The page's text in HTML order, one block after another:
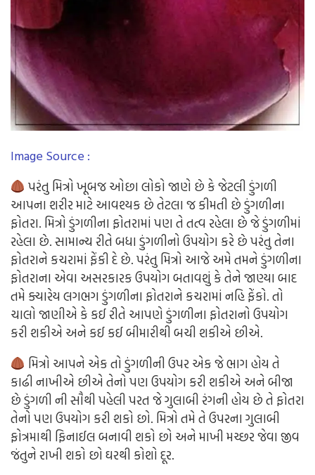
Image Source :
પરંતુ મિત્રો ખૂબજ ઓછા લોકો જાણે છે કે જેટલી ડુંગળી
આપના શરીર માટે આવશ્યક છે તેટલા જ કીમતી છે ડુંગળીના
ફોતરા. મિત્રો ડુંગળીના ફોતરામાં પણ તે તત્વ રહેલા છે જે ડુંગળીમાં
રહેલા છે. સામાન્ય રીતે બધા ડુંગળીનો ઉપયોગ કરે છે પરંતુ તેના
ફોતરાને કચરામાં ફેંકી દે છે. પરંતુ મિત્રો આજે અમે તમને ડુંગળીના
ફોતરાના એવા અસરકારક ઉપયોગ બતાવશું કે તેને જાણ્યા બાદ
તમે ક્યારેય લગભગ ડુંગળીના ફોતરાને કચરામાં નહિ ફેંકો. તો
ચાલો જાણીએ કે કઈ રીતે આપણે ડુંગળીના ફોતરાનો ઉપયોગ
કરી શકીએ અને કઈ કઈ બીમારીથી બચી શકીએ છીએ.
મિત્રો આપને એક તો ડુંગળીની ઉપર એક જે ભાગ હોય તે
કાઢી નાખીએ છીએ તેનો પણ ઉપયોગ કરી શકીએ અને બીજા
છે ડુંગળી ની સૌથી પહેલી પરત જે ગુલાબી રંગની હોય છે તે ફોતરા
તેનો પણ ઉપયોગ કરી શકો છો. મિત્રો તમે તે ઉપરના ગુલાબી
ફોત્રમાથી ફિનાઈલ બનાવી શકો છો અને માખી મચ્છર જેવા જીવ
જંતુને રાખી શકો છો ઘરથી કોશો દૂર.